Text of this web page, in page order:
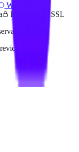
WhatsApp
Pago seguro SSL
aviso.